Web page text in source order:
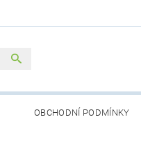
OBCHODNÍ PODMÍNKY